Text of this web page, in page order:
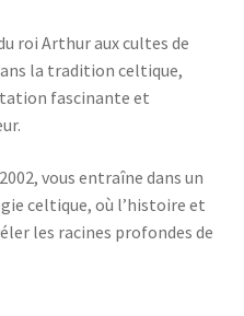
roi Arthur aux cultes de
la tradition celtique,
fascinante et
vous entraîne dans un
celtique, où l’histoire et
les racines profondes de